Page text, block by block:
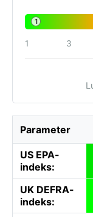
1
1 3
Parameter
US EPA-
indeks:
UK DEFRA-
indeks: